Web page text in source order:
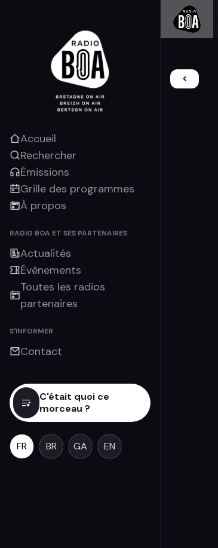
Accueil
Rechercher
Émissions
Grille des programmes
À propos
RADIO BOA ET SES PARTENAIRES
Actualités
Évènements
Toutes les radios
partenaires
S'INFORMER
Contact
C'était quoi ce
morceau ?
FR BR GA EN